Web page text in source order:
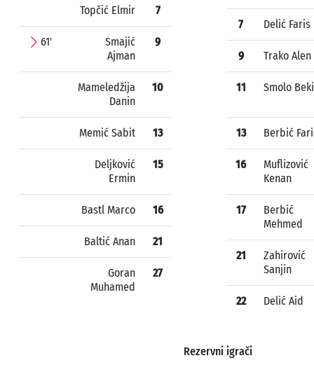
Topčić Elmir 7
61'
Smajić
Ajman
9
Mameledžija
Danin
10
Memić Sabit 13
Deljković
Ermin
15
Bastl Marco 16
Baltić Anan 21
Goran
Muhamed
27
7 Delić Faris
9 Trako Alen
11 Smolo
13 Berbić
16
Muflizović
Kenan
17
Berbić
Mehmed
21
Zahirović
Sanjin
22 Delić Aid
Rezervni igrači